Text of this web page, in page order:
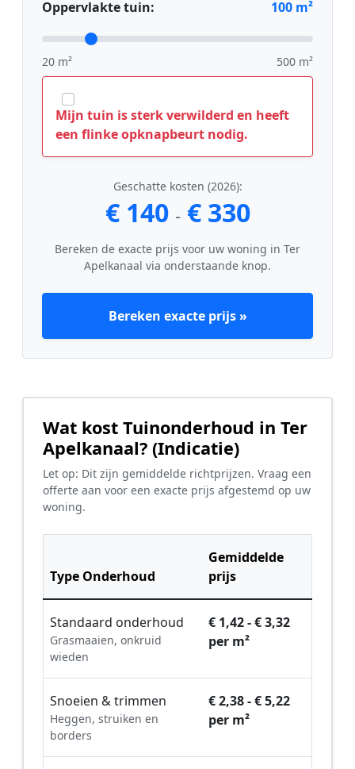
Oppervlakte tuin: 100 m²
20 m² 500 m²
Mijn tuin is sterk verwilderd en heeft
een flinke opknapbeurt nodig.
Geschatte kosten (2026):
€ 140 - € 330
Bereken de exacte prijs voor uw woning in Ter
Apelkanaal via onderstaande knop.
Bereken exacte prijs »
Wat kost Tuinonderhoud in Ter
Apelkanaal? (Indicatie)
Let op: Dit zijn gemiddelde richtprijzen. Vraag een
offerte aan voor een exacte prijs afgestemd op uw
woning.
Type Onderhoud
Gemiddelde
prijs
Standaard onderhoud
Grasmaaien, onkruid
wieden
€ 1,42 - € 3,32
per m²
Snoeien & trimmen
Heggen, struiken en
borders
€ 2,38 - € 5,22
per m²